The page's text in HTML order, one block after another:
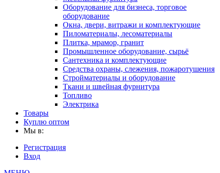
Оборудование для бизнеса, торговое
оборудование
Окна, двери, витражи и комплектующие
Пиломатериалы, лесоматериалы
Плитка, мрамор, гранит
Промышленное оборудование, сырьё
Сантехника и комплектующие
Средства охраны, слежения, пожаротушения
Стройматериалы и оборудование
Ткани и швейная фурнитура
Топливо
Электрика
Товары
Куплю оптом
Мы в:
Регистрация
Вход